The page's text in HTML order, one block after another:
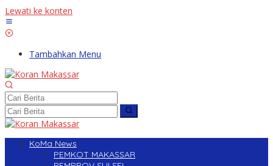
Lewati ke konten
Tambahkan Menu
KoMa News
PEMKOT MAKASSAR